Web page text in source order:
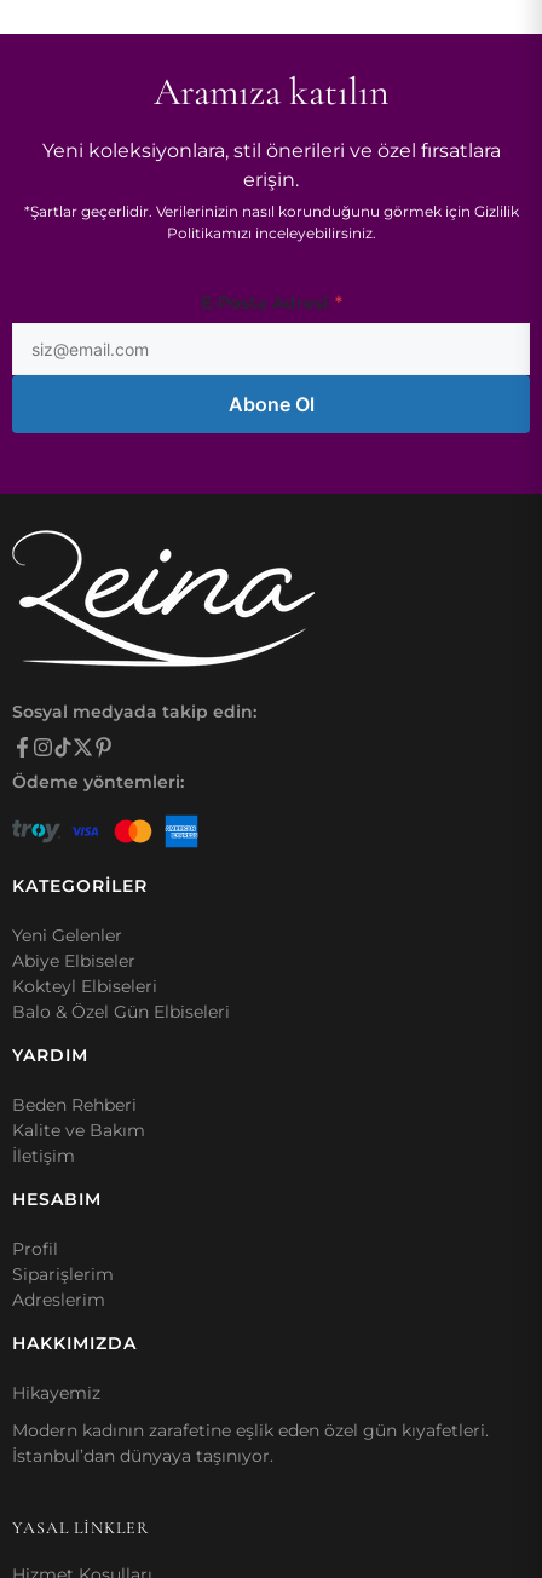
Aramıza katılın
Yeni koleksiyonlara, stil önerileri ve özel fırsatlara
erişin.
*Şartlargeçerlidir. Verilerinizin nasıl korunduğunu görmek için Gizlilik
Politikamızı inceleyebilirsiniz.
Posta
Adresi
*
E-Posta Adresi *
Abone Ol
Sosyal medyada takip edin:
Ödeme yöntemleri:
KATEGORİLER
Yeni Gelenler
Abiye Elbiseler
Kokteyl Elbiseleri
Balo & Özel Gün Elbiseleri
YARDIM
Beden Rehberi
Kalite ve Bakım
İletişim
HESABIM
Profil
Siparişlerim
Adreslerim
HAKKIMIZDA
Hikayemiz
Modern kadının zarafetine eşlik eden özel gün kıyafetleri.
İstanbul’dan dünyaya taşınıyor.
YASAL LİNKLER